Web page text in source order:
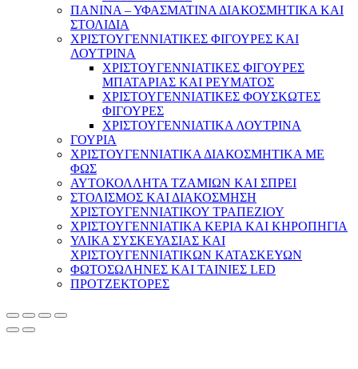
ΠΑΝΙΝΑ – ΥΦΑΣΜΑΤΙΝΑ ΔΙΑΚΟΣΜΗΤΙΚΑ ΚΑΙ
ΣΤΟΛΙΔΙΑ
ΧΡΙΣΤΟΥΓΕΝΝΙΑΤΙΚΕΣ ΦΙΓΟΥΡΕΣ ΚΑΙ
ΛΟΥΤΡΙΝΑ
ΧΡΙΣΤΟΥΓΕΝΝΙΑΤΙΚΕΣ ΦΙΓΟΥΡΕΣ
ΜΠΑΤΑΡΙΑΣ ΚΑΙ ΡΕΥΜΑΤΟΣ
ΧΡΙΣΤΟΥΓΕΝΝΙΑΤΙΚΕΣ ΦΟΥΣΚΩΤΕΣ
ΦΙΓΟΥΡΕΣ
ΧΡΙΣΤΟΥΓΕΝΝΙΑΤΙΚΑ ΛΟΥΤΡΙΝΑ
ΓΟΥΡΙΑ
ΧΡΙΣΤΟΥΓΕΝΝΙΑΤΙΚΑ ΔΙΑΚΟΣΜΗΤΙΚΑ ΜΕ
ΦΩΣ
ΑΥΤΟΚΟΛΛΗΤΑ ΤΖΑΜΙΩΝ ΚΑΙ ΣΠΡΕΙ
ΣΤΟΛΙΣΜΟΣ ΚΑΙ ΔΙΑΚΟΣΜΗΣΗ
ΧΡΙΣΤΟΥΓΕΝΝΙΑΤΙΚΟΥ ΤΡΑΠΕΖΙΟΥ
ΧΡΙΣΤΟΥΓΕΝΝΙΑΤΙΚΑ ΚΕΡΙΑ ΚΑΙ ΚΗΡΟΠΗΓΙΑ
ΥΛΙΚΑ ΣΥΣΚΕΥΑΣΙΑΣ ΚΑΙ
ΧΡΙΣΤΟΥΓΕΝΝΙΑΤΙΚΩΝ ΚΑΤΑΣΚΕΥΩΝ
ΦΩΤΟΣΩΛΗΝΕΣ ΚΑΙ ΤΑΙΝΙΕΣ LED
ΠΡΟΤΖΕΚΤΟΡΕΣ